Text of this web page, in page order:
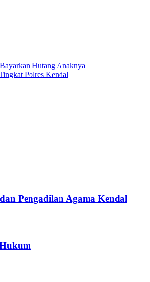
Hutang Anaknya
Polres Kendal
Pengadilan Agama Kendal